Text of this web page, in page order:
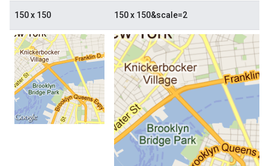
150 x 150 150 x 150&scale=2